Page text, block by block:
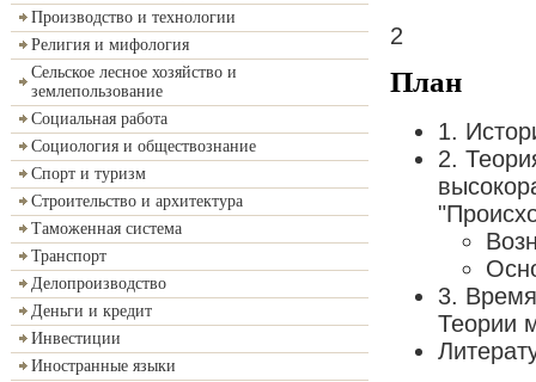
Производство и технологии
Религия и мифология
Сельское лесное хозяйство и
землепользование
Социальная работа
Социология и обществознание
Спорт и туризм
Строительство и архитектура
Таможенная система
Транспорт
Делопроизводство
Деньги и кредит
Инвестиции
Иностранные языки
2
План
1.
2.
3.
Теории